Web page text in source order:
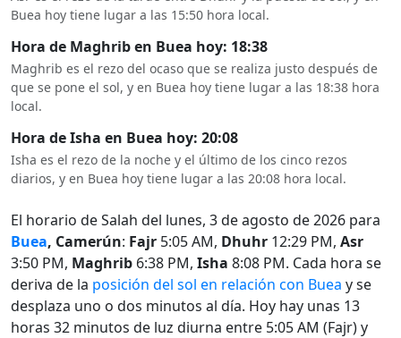
Buea hoy tiene lugar a las 15:50 hora local.
Hora de Maghrib en Buea hoy: 18:38
Maghrib es el rezo del ocaso que se realiza justo después de
que se pone el sol, y en Buea hoy tiene lugar a las 18:38 hora
local.
Hora de Isha en Buea hoy: 20:08
Isha es el rezo de la noche y el último de los cinco rezos
diarios, y en Buea hoy tiene lugar a las 20:08 hora local.
El horario de Salah del lunes, 3 de agosto de 2026 para
Buea, Camerún: Fajr 5:05 AM, Dhuhr 12:29 PM, Asr
3:50 PM, Maghrib 6:38 PM, Isha 8:08 PM. Cada hora se
deriva de la posición del sol en relación con Buea y se
desplaza uno o dos minutos al día. Hoy hay unas 13
horas 32 minutos de luz diurna entre 5:05 AM (Fajr) y